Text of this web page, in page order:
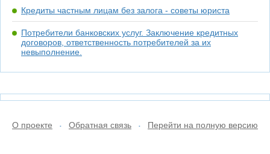
Кредиты частным лицам без залога - советы юриста
Потребители банковских услуг. Заключение кредитных
договоров, ответственность потребителей за их
невыполнение.
О проекте • Обратная связь • Перейти на полную версию